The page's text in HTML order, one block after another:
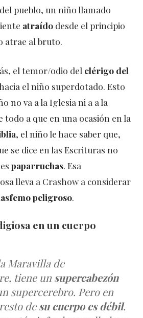
del pueblo, un niño llamado
atraído desde el principio
atrae al bruto.
el temor/odio del clérigo del
el niño superdotado. Esto
no va a la Iglesia ni a a la
todo a que en una ocasión en la
, el niño le hace saber que,
se dice en las Escrituras no
paparruchas. Esa
lleva a Crashow a considerar
peligroso.
en un cuerpo
Maravilla de
tiene un supercabezón
supercerebro. Pero en
desu cuerpo es débil.